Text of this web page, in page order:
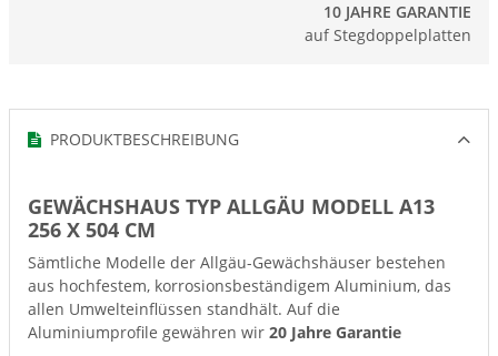
10 JAHRE GARANTIE
auf Stegdoppelplatten
PRODUKTBESCHREIBUNG
GEWÄCHSHAUS TYP ALLGÄU MODELL A13
256 X 504 CM
Sämtliche Modelle der Allgäu-Gewächshäuser bestehen
aus hochfestem, korrosionsbeständigem Aluminium, das
allen Umwelteinflüssen standhält. Auf die
Aluminiumprofile gewähren wir 20 Jahre Garantie